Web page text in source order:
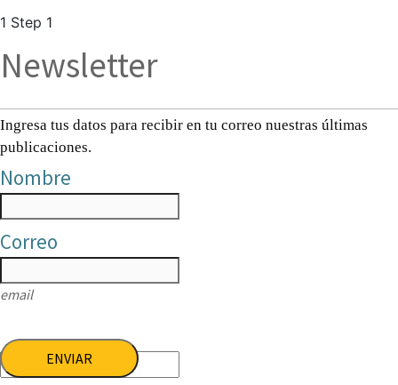
1 Step 1
Newsletter
Ingresa tus datos para recibir en tu correo nuestras últimas
publicaciones.
Nombre
Correo
email
ENVIAR